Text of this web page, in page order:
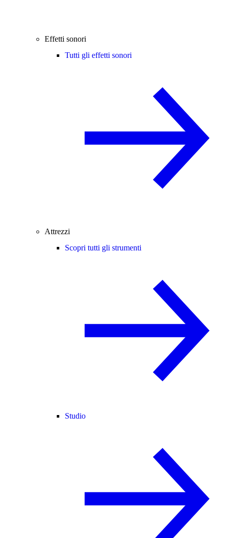
Effetti sonori
Tutti gli effetti sonori
Attrezzi
Scopri tutti gli strumenti
Studio